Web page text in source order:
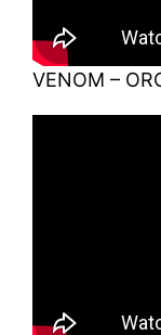
VENOM –